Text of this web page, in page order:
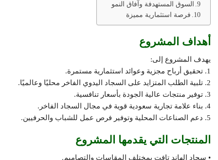
السوق المستهدفة وآفاق النمو
فرصة استثمارية مميزة
أهداف المشروع
يهدف المشروع إلى:
1. تحقيق أرباح مجزية وعوائد استثمارية مستمرة.
2. تلبية الطلب المتزايد على السجاد اليدوي الفاخر محليًا وعالميًا.
3. توفير منتجات عالية الجودة بأسعار تنافسية.
4. بناء علامة تجارية سعودية قوية في مجال السجاد الفاخر.
5. دعم الصناعات المحلية وتوفير فرص عمل للشباب والحرفيين.
المنتجات التي يقدمها المشروع
• سجاد الهاند تافت بمختلف المقاسات والتصاميم.